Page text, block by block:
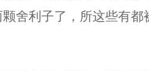
舍利子了，所这些有都